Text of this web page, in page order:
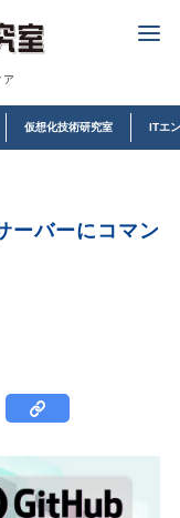
ア
仮想化技術研究室 ITエ
ーバーにコマン